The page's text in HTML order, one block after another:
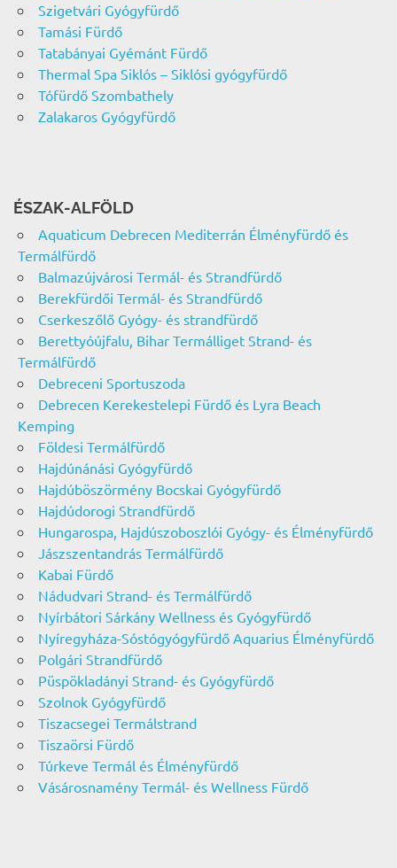
Szigetvári Gyógyfürdő
Tamási Fürdő
Tatabányai Gyémánt Fürdő
Thermal Spa Siklós – Siklósi gyógyfürdő
Tófürdő Szombathely
Zalakaros Gyógyfürdő
ÉSZAK-ALFÖLD
Aquaticum Debrecen Mediterrán Élményfürdő és
Termálfürdő
Balmazújvárosi Termál- és Strandfürdő
Berekfürdői Termál- és Strandfürdő
Cserkeszőlő Gyógy- és strandfürdő
Berettyóújfalu, Bihar Termálliget Strand- és
Termálfürdő
Debreceni Sportuszoda
Debrecen Kerekestelepi Fürdő és Lyra Beach
Kemping
Földesi Termálfürdő
Hajdúnánási Gyógyfürdő
Hajdúböszörmény Bocskai Gyógyfürdő
Hajdúdorogi Strandfürdő
Hungarospa, Hajdúszoboszlói Gyógy- és Élményfürdő
Jászszentandrás Termálfürdő
Kabai Fürdő
Nádudvari Strand- és Termálfürdő
Nyírbátori Sárkány Wellness és Gyógyfürdő
Nyíregyháza-Sóstógyógyfürdő Aquarius Élményfürdő
Polgári Strandfürdő
Püspökladányi Strand- és Gyógyfürdő
Szolnok Gyógyfürdő
Tiszacsegei Termálstrand
Tiszaörsi Fürdő
Túrkeve Termál és Élményfürdő
Vásárosnamény Termál- és Wellness Fürdő